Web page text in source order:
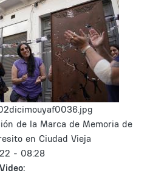
de la Marca de Memoria de
en Ciudad Vieja
- 08:28